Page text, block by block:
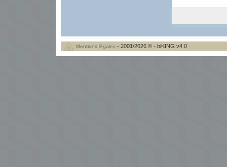
Mentions légales - 2001/2026 © - biKING v4.0